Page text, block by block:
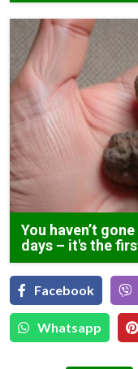
You haven’t
days – it's the
Facebook
Whatsapp